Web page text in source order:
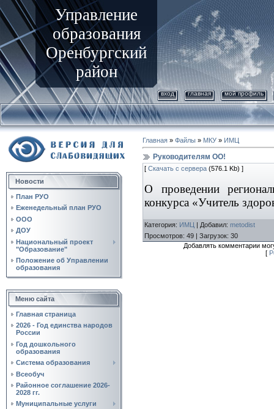
Управление
образования
Оренбургский
район
вход главная мой профиль
Новости
План РУО
Еженедельный план РУО
ООО
ДОУ
Национальный проект
"Образование"
Положение об Управлении
образования
Меню сайта
Главная страница
2026 - Год единства народов
России
Год дошкольного
образования
Система образования
Всеобуч
Районное соглашение 2026-
2028 гг.
Муниципальные услуги
Главная » Файлы » МКУ » ИМЦ
Руководителям ОО!
[ Скачать с сервера (576.1 Kb) ]
О проведении
конкурса «Учитель
Категория: ИМЦ | Добавил: metodist
Просмотров: 49 | Загрузок: 30
Добавлять комментарии
[